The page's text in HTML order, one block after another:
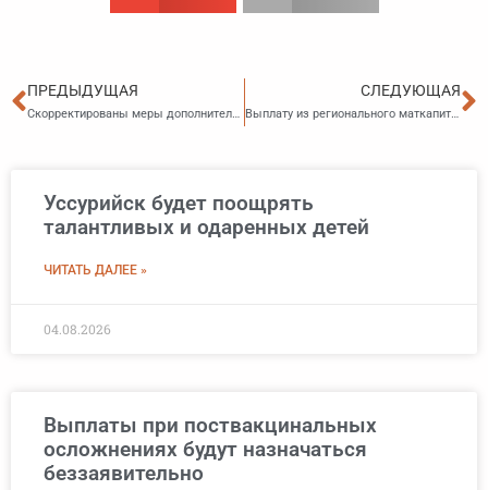
Пред
ПРЕДЫДУЩАЯ
Скорректированы меры дополнительной поддержки инвалидов
СЛЕДУЮЩАЯ
Выплату из регионального маткапитала продлили
Уссурийск будет поощрять
талантливых и одаренных детей
ЧИТАТЬ ДАЛЕЕ »
04.08.2026
Выплаты при поствакцинальных
осложнениях будут назначаться
беззаявительно